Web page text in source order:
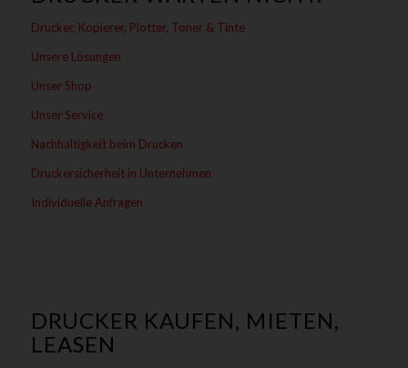
Drucker, Kopierer, Plotter, Toner & Tinte
Unsere Lösungen
Unser Shop
Unser Service
Nachhaltigkeit beim Drucken
Druckersicherheit in Unternehmen
Individuelle Anfragen
DRUCKER KAUFEN, MIETEN,
LEASEN